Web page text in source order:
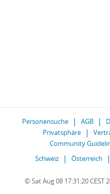
Personensuche AGB
Privatsphäre
Community
Schweiz
Österreich
© Sat Aug 08 17:31:20